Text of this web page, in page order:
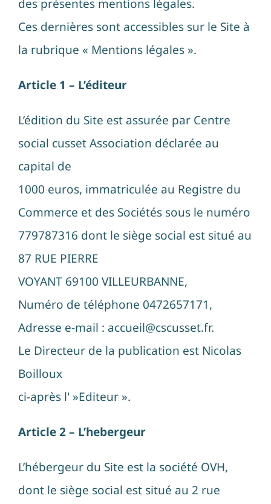
des présentes mentions légales.
Ces dernières sont accessibles sur le Site à
la rubrique « Mentions légales ».
Article 1 – L’éditeur
L’édition du Site est assurée par Centre
social cusset Association déclarée au
capital de
1000 euros, immatriculée au Registre du
Commerce et des Sociétés sous le numéro
779787316 dont le siège social est situé au
87 RUE PIERRE
VOYANT 69100 VILLEURBANNE,
Numéro de téléphone 0472657171,
Adresse e-mail : accueil@cscusset.fr.
Le Directeur de la publication est Nicolas
Boilloux
ci-après l' »Editeur ».
Article 2 – L’hebergeur
L’hébergeur du Site est la société OVH,
dont le siège social est situé au 2 rue